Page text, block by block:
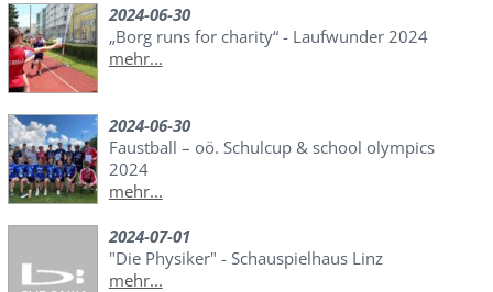
2024-06-30
„Borg runs for charity“ - Laufwunder 2024
mehr...
2024-06-30
Faustball – oö. Schulcup & school olympics
2024
mehr...
2024-07-01
"Die Physiker" - Schauspielhaus Linz
mehr...